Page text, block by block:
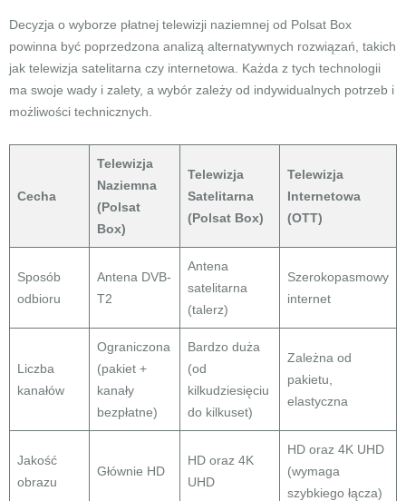
Decyzja o wyborze płatnej telewizji naziemnej od Polsat Box
powinna być poprzedzona analizą alternatywnych rozwiązań, takich
jak telewizja satelitarna czy internetowa. Każda z tych technologii
ma swoje wady i zalety, a wybór zależy od indywidualnych potrzeb i
możliwości technicznych.
Cecha
Telewizja
Naziemna
(Polsat
Box)
Telewizja
Satelitarna
(Polsat Box)
Telewizja
Internetowa
(OTT)
Sposób
odbioru
Antena DVB-
T2
Antena
satelitarna
(talerz)
Szerokopasmowy
internet
Liczba
kanałów
Ograniczona
(pakiet +
kanały
bezpłatne)
Bardzo duża
(od
kilkudziesięciu
do kilkuset)
Zależna od
pakietu,
elastyczna
Jakość
obrazu
Głównie HD
HD oraz 4K
UHD
HD oraz 4K UHD
(wymaga
szybkiego łącza)